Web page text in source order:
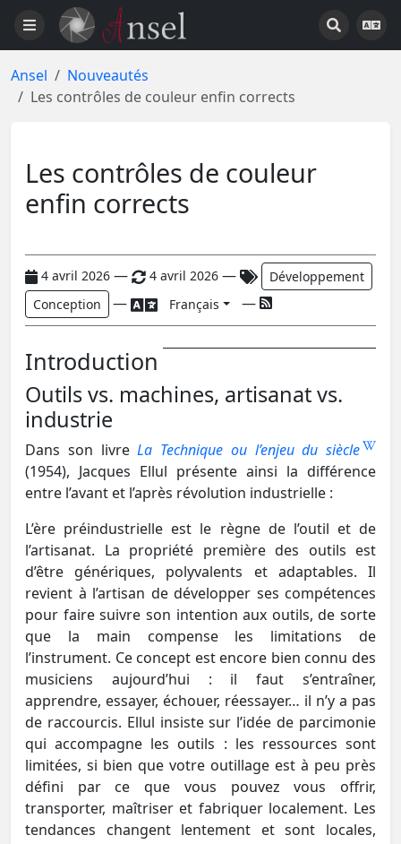
Ansel
Nouveautés
Les contrôles de couleur enfin corrects
Les contrôles de couleur
enfin corrects
4 avril 2026 — 4 avril 2026 —
Développement
Conception
— Français —
Introduction
Outils vs. machines, artisanat vs.
industrie
Dans son livreLa Technique ou l’enjeu du siècle
(1954), Jacques Ellul présente ainsi la différence
entre l’avant et l’après révolution industrielle :
L’ère préindustrielle est le règne de l’outil et de
l’artisanat. La propriété première des outils est
d’être génériques, polyvalents et adaptables. Il
revient à l’artisan de développer ses compétences
pour faire suivre son intention aux outils, de sorte
que la main compense les limitations de
l’instrument. Ce concept est encore bien connu des
musiciens aujourd’hui : il faut s’entraîner,
apprendre, essayer, échouer, réessayer… il n’y a pas
de raccourcis. Ellul insiste sur l’idée de parcimonie
qui accompagne les outils : les ressources sont
limitées, si bien que votre outillage est à peu près
défini par ce que vous pouvez vous offrir,
transporter, maîtriser et fabriquer localement. Les
tendances changent lentement et sont locales,